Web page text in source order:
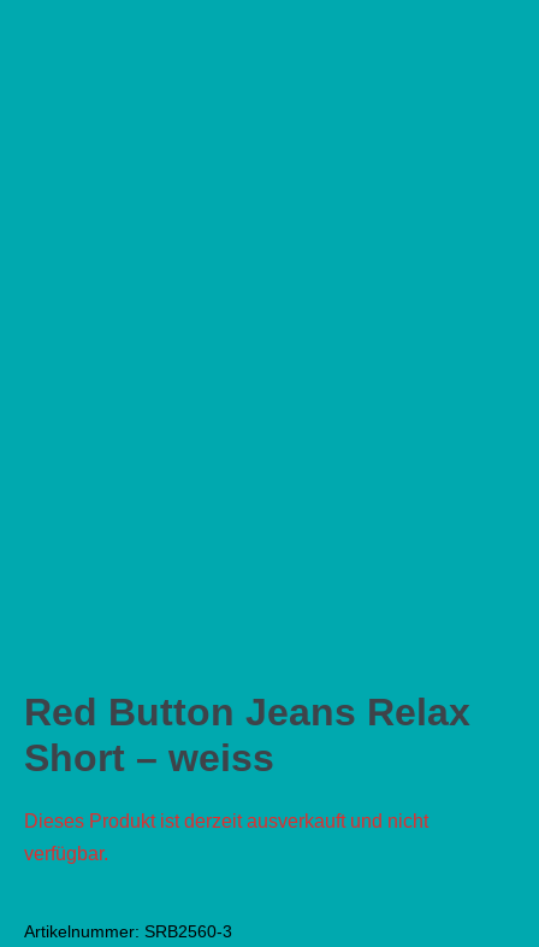
Red Button Jeans Relax
Short – weiss
Dieses Produkt ist derzeit ausverkauft und nicht
verfügbar.
Artikelnummer: SRB2560-3